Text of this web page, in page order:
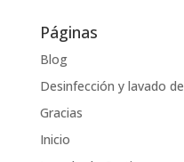
Páginas
Blog
Desinfección y lavado
Gracias
Inicio